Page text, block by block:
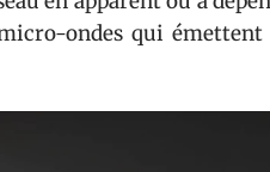
ondes qui émettent